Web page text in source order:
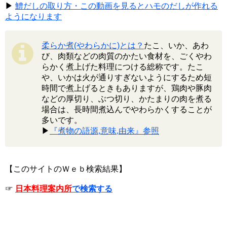
▶ 鱧だしの取り方・この動画を見るとハモのだしが作れる
ようになります
柔らか煮(やわらかに)とは？ たこ、いか、あわ
び、肉類などの肉質のかたい食材を、ごくやわ
らかく煮上げた料理につける総称です。たこ
や、いかは火が通りすぎないようにするため短
時間で煮上げるときもありますが、鶏肉や豚肉
などの厚切り、ぶつ切り、かたまりの肉を煮る
場合は、長時間煮込んでやわらかくすることが
多いです。
▶
『煮物の語源,意味,由来』参照
【このサイトのＷｅｂ検索結果】
☞ 日本料理案内所で検索する